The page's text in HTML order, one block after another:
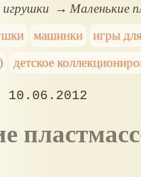
Маленькие
машинки игры
детское
10.06.2012